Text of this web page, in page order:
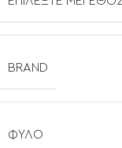
BRAND
ΦΎΛΟ